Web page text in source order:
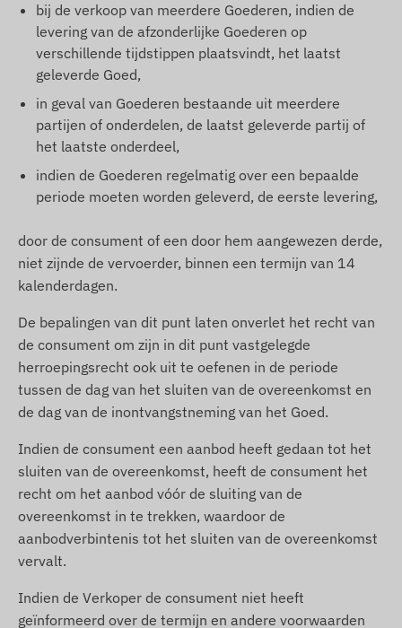
bij de verkoop van meerdere Goederen, indien de
levering van de afzonderlijke Goederen op
verschillende tijdstippen plaatsvindt, het laatst
geleverde Goed,
in geval van Goederen bestaande uit meerdere
partijen of onderdelen, de laatst geleverde partij of
het laatste onderdeel,
indien de Goederen regelmatig over een bepaalde
periode moeten worden geleverd, de eerste levering,
door de consument of een door hem aangewezen derde,
niet zijnde de vervoerder, binnen een termijn van 14
kalenderdagen.
De bepalingen van dit punt laten onverlet het recht van
de consument om zijn in dit punt vastgelegde
herroepingsrecht ook uit te oefenen in de periode
tussen de dag van het sluiten van de overeenkomst en
de dag van de inontvangstneming van het Goed.
Indien de consument een aanbod heeft gedaan tot het
sluiten van de overeenkomst, heeft de consument het
recht om het aanbod vóór de sluiting van de
overeenkomst in te trekken, waardoor de
aanbodverbintenis tot het sluiten van de overeenkomst
vervalt.
Indien de Verkoper de consument niet heeft
geïnformeerd over de termijn en andere voorwaarden